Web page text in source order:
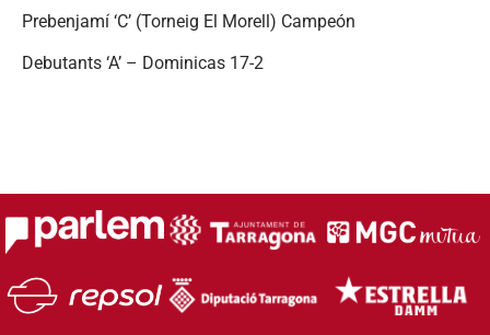
Prebenjamí ‘C’ (Torneig El Morell) Campeón
Debutants ‘A’ – Dominicas 17-2